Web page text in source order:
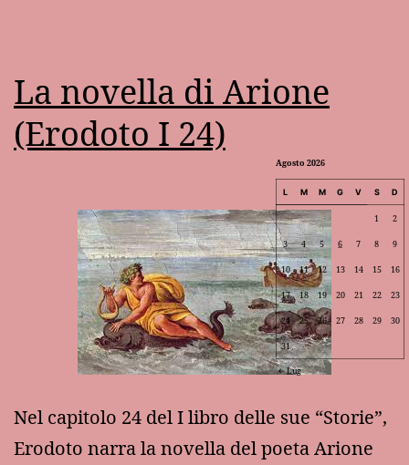
La novella di Arione
(Erodoto I 24)
Nel capitolo 24 del I libro delle sue “Storie”,
Erodoto narra la novella del poeta Arione
Agosto 2026
L M M G V S D
1 2
3 4 5 6 7 8 9
10 11 12 13 14 15 16
17 18 19 20 21 22 23
24 25 26 27 28 29 30
31
Lug